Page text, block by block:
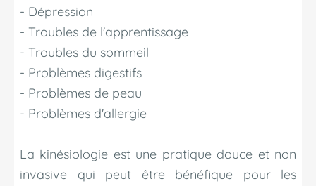
- Dépression
- Troubles de l'apprentissage
- Troubles du sommeil
- Problèmes digestifs
- Problèmes de peau
- Problèmes d'allergie
La kinésiologie est une pratique douce et non
invasive qui peut être bénéfique pour les